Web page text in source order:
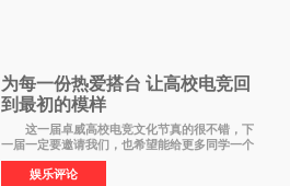
为每一份热爱搭台 让高校电竞回
到最初的模样
这一届卓威高校电竞文化节真的很不错，下
一届一定要邀请我们，也希望能给更多同学一个
来到现场的机会。 2026卓威高校电竞文化节
已经落下帷幕，在活动结束后，仍有不少高校电
娱乐评论